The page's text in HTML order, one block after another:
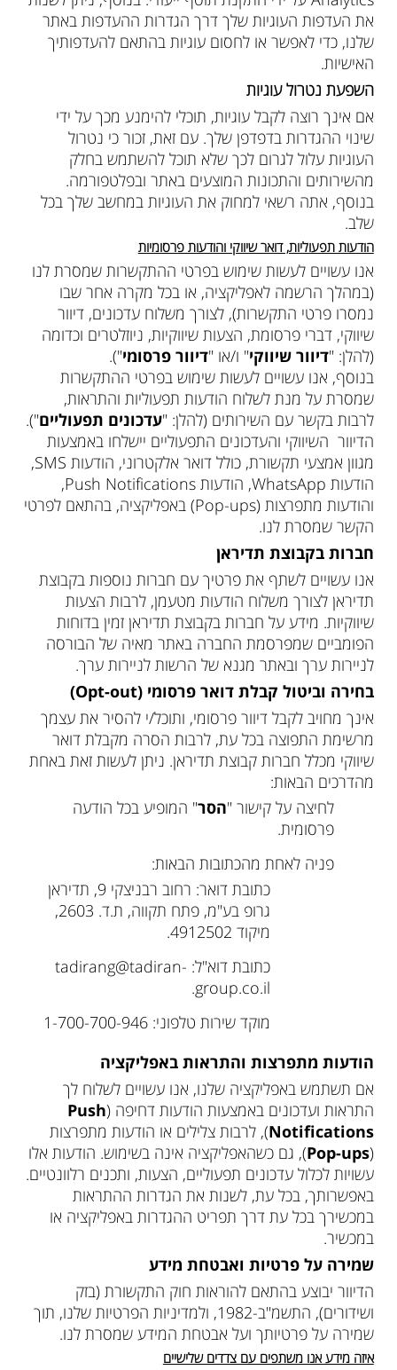
את העדפות העוגיות שלך דרך הגדרות ההעדפות באתר
שלנו, כדי לאפשר או לחסום עוגיות בהתאם להעדפותיך
האישיות.
השפעת נטרול עוגיות
אם אינך רוצה לקבל עוגיות, תוכלי להימנע מכך על ידי
שינוי ההגדרות בדפדפן שלך. עם זאת, זכור כי נטרול
העוגיות עלול לגרום לכך שלא תוכל להשתמש בחלק
מהשירותים והתכונות המוצעים באתר ובפלטפורמה.
בנוסף, אתה רשאי למחוק את העוגיות במחשב שלך בכל
שלב.
הודעות תפעוליות, דואר שיווקי והודעות פרסומיות
אנו עשויים לעשות שימוש בפרטי ההתקשרות שמסרת לנו
(במהלך הרשמה לאפליקציה, או בכל מקרה אחר שבו
נמסרו פרטי התקשרות), לצורך משלוח עדכונים, דיוור
שיווקי, דברי פרסומת, הצעות שיווקיות, ניוזלטרים וכדומה
(להלן: "דיוור שיווקי" ו/או "דיוור פרסומי").
בנוסף, אנו עשויים לעשות שימוש בפרטי ההתקשרות
שמסרת על מנת לשלוח הודעות תפעוליות והתראות,
לרבות בקשר עם השירותים (להלן: "עדכונים תפעוליים").
הדיוור השיווקי והעדכונים התפעוליים יישלחו באמצעות
מגוון אמצעי תקשורת, כולל דואר אלקטרוני, הודעות SMS,
הודעות WhatsApp, הודעות Push Notifications,
והודעות מתפרצות (Pop-ups) באפליקציה, בהתאם לפרטי
הקשר שמסרת לנו.
חברות בקבוצת תדיראן
אנו עשויים לשתף את פרטיך עם חברות נוספות בקבוצת
תדיראן לצורך משלוח הודעות מטעמן, לרבות הצעות
שיווקיות. מידע על חברות בקבוצת תדיראן זמין בדוחות
הפומביים שמפרסמת החברה באתר מאיה של הבורסה
לניירות ערך ובאתר מגנא של הרשות לניירות ערך.
בחירה וביטול קבלת דואר פרסומי (Opt-out
)
אינך מחויב לקבל דיוור פרסומי, ותוכל/י להסיר את עצמך
מרשימת התפוצה בכל עת, לרבות הסרה מקבלת דואר
שיווקי מכלל חברות קבוצת תדיראן. ניתן לעשות זאת באחת
מהדרכים הבאות:
לחיצה על קישור "הסר" המופיע בכל הודעה
פרסומית.
פניה לאחת מהכתובות הבאות:
כתובת דואר: רחוב רבניצקי 9, תדיראן
גרופ בע"מ, פתח תקווה, ת.ד. 2603,
מיקוד 4912502.
כתובת דוא"ל: tadirang@tadiran-
group.co.il.
מוקד שירות טלפוני: 1-700-700-946
הודעות מתפרצות והתראות באפליקציה
אם תשתמש באפליקציה שלנו, אנו עשויים לשלוח לך
התראות ועדכונים באמצעות הודעות דחיפה (Push
Notifications), לרבות צלילים או הודעות מתפרצות
(
Pop-ups), גם כשהאפליקציה אינה בשימוש. הודעות אלו
עשויות לכלול עדכונים תפעוליים, הצעות, ותכנים רלוונטיים.
באפשרותך, בכל עת, לשנות את הגדרות ההתראות
במכשירך בכל עת דרך תפריט ההגדרות באפליקציה או
במכשיר.
שמירה על פרטיות ואבטחת מידע
הדיוור יבוצע בהתאם להוראות חוק התקשורת (בזק
ושידורים), התשמ"ב-1982, ולמדיניות הפרטיות שלנו, תוך
שמירה על פרטיותך ועל אבטחת המידע שמסרת לנו.
איזה מידע אנו משתפים עם צדדים שלישיים